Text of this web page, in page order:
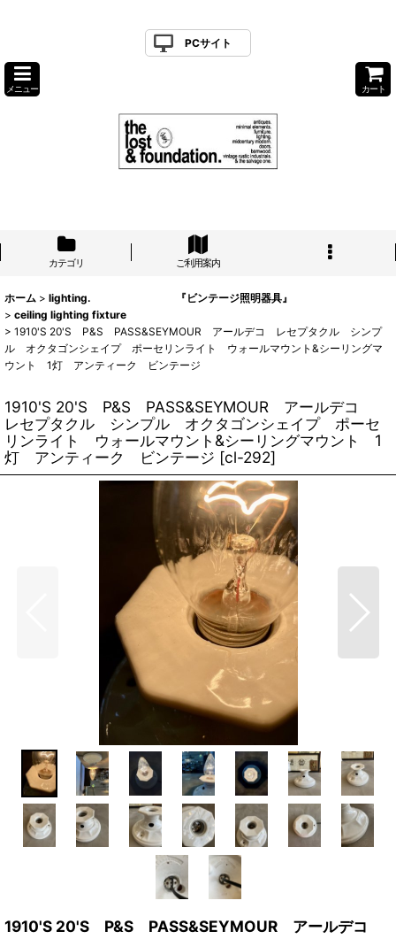
PCサイト
メニュー カート
カテゴリ ご利用案内
ホーム > lighting. 『ビンテージ照明器具』
> ceiling lighting fixture
> 1910'S 20'S P&S PASS&SEYMOUR アールデコ レセプタクル シンプ
ル オクタゴンシェイプ ポーセリンライト ウォールマウント&シーリングマ
ウント 1灯 アンティーク ビンテージ
1910'S 20'S P&S PASS&SEYMOUR アールデコ
レセプタクル シンプル オクタゴンシェイプ ポーセ
リンライト ウォールマウント&シーリングマウント 1
灯 アンティーク ビンテージ [cl-292]
1910'S 20'S P&S PASS&SEYMOUR アールデコ